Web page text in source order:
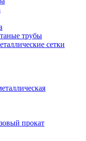
трубы
сетки
прокат